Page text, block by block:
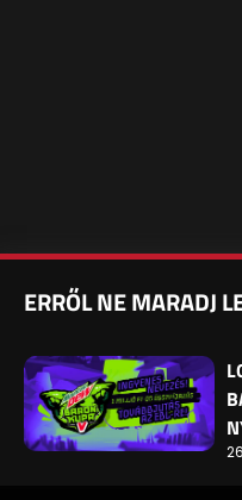
ERRŐL NE MARADJ